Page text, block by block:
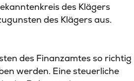
des Klägers
des Klägers aus.
des Finanzamtes so richtig
werden. Eine steuerliche